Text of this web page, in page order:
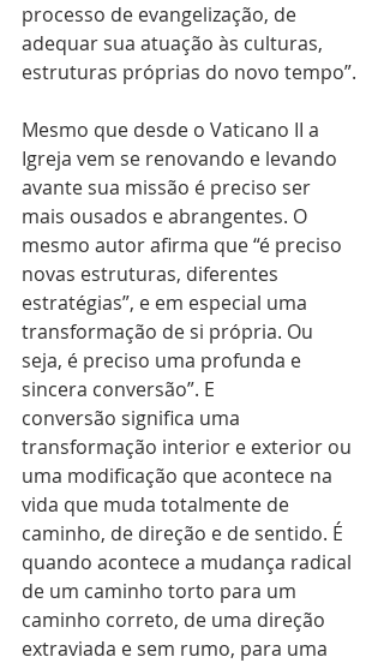
processo de evangelização, de
adequar sua atuação às culturas,
estruturas próprias do novo tempo”.
Mesmo que desde o Vaticano II a
Igreja vem se renovando e levando
avante sua missão é preciso ser
mais ousados e abrangentes. O
mesmo autor afirma que “é preciso
novas estruturas, diferentes
estratégias”, e em especial uma
transformação de si própria. Ou
seja, é preciso uma profunda e
sincera conversão”. E
conversão significa uma
transformação interior e exterior ou
uma modificação que acontece na
vida que muda totalmente de
caminho, de direção e de sentido. É
quando acontece a mudança radical
de um caminho torto para um
caminho correto, de uma direção
extraviada e sem rumo, para uma